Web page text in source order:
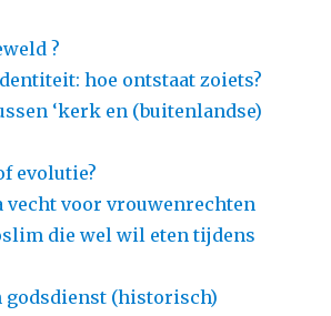
?
hoe ontstaat zoiets?
‘kerk en (buitenlandse)
evolutie?
vecht voor vrouwenrechten
die wel wil eten tijdens
godsdienst (historisch)